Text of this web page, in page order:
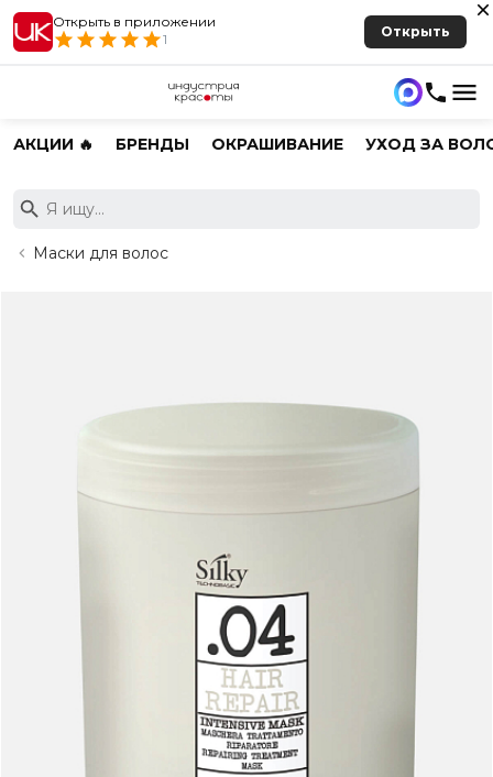
Открыть в приложении
1
Открыть
АКЦИИ 🔥 БРЕНДЫ ОКРАШИВАНИЕ УХОД ЗА
Маски для волос